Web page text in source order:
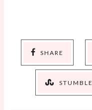
SHARE
STUMBLE